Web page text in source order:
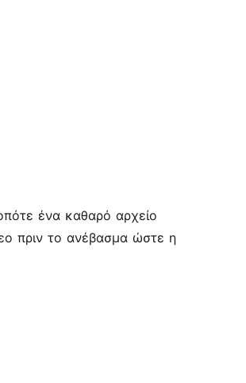
ένα καθαρό αρχείο
πριν το ανέβασμα ώστε η